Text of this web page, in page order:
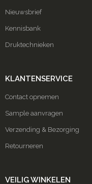
Nieuwsbrief
Kennisbank
Druktechnieken
KLANTENSERVICE
Contact opnemen
Sample aanvragen
Verzending & Bezorging
Retourneren
VEILIG WINKELEN